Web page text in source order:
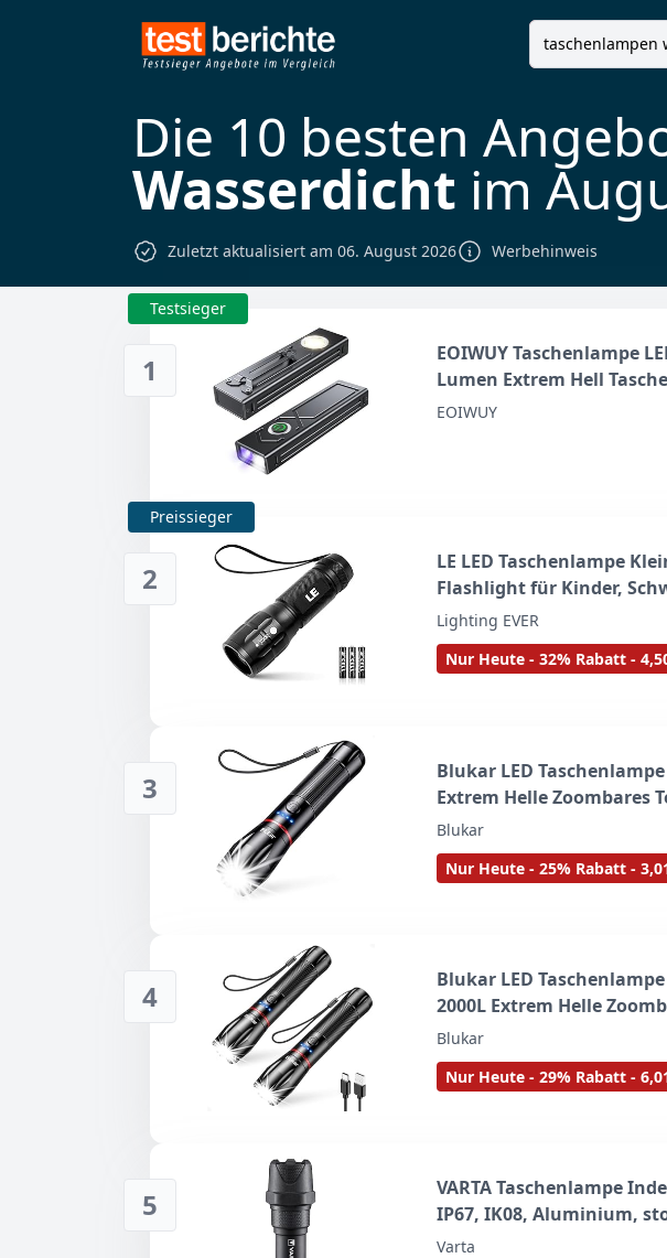
Die 10 besten
Wasserdicht im
Zuletzt aktualisiert am 06. August 2026 Werbehinweis
1
Testsieger
EOIWUY Taschenlampe
Lumen Extrem Hell
EOIWUY
2
Preissieger
LE LED Taschenlampe
Flashlight für Kinder,
Lighting EVER
Nur Heute - 32% Rabatt -
3
Blukar LED
Extrem Helle Zoombares
Blukar
Nur Heute - 25% Rabatt -
4
Blukar LED
2000L Extrem Helle
Blukar
Nur Heute - 29% Rabatt -
5
VARTA Taschenlampe
IP67, IK08, Aluminium,
Varta